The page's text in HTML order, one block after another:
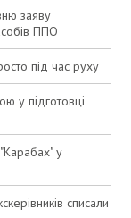
заяву
ППО
під час руху
у підготовці
у
списали